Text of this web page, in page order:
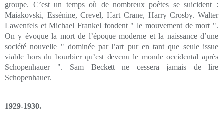
groupe. C’est un temps où de nombreux poètes se suicident :
Maiakovski, Essénine, Crevel, Hart Crane, Harry Crosby. Walter
Lawenfels et Michael Frankel fondent " le mouvement de mort ".
On y évoque la mort de l’époque moderne et la naissance d’une
société nouvelle " dominée par l’art pur en tant que seule issue
viable hors du bourbier qu’est devenu le monde occidental après
Schopenhauer ". Sam Beckett ne cessera jamais de lire
Schopenhauer.
1929-1930.